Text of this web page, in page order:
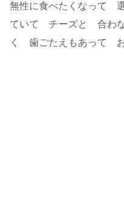
無性に食べたくなって
ていて チーズと 合わな
く 歯ごたえもあって お